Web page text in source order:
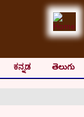
ಕನ್ನಡ తెలుగు